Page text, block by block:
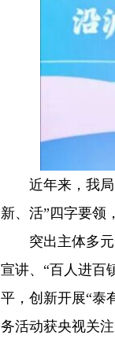
近年来，我
新、活”四字要领
突出主体多
宣讲、“百人进百
平，创新开展“泰
务活动获央视关注